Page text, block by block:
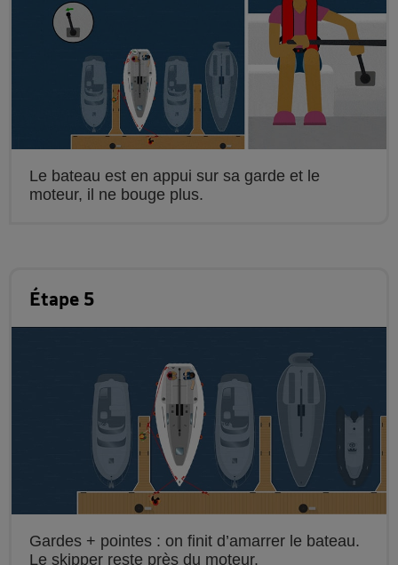
Le bateau est en appui sur sa garde et le
moteur, il ne bouge plus.
Étape 5
Gardes + pointes : on finit d’amarrer le bateau.
Le skipper reste près du moteur.